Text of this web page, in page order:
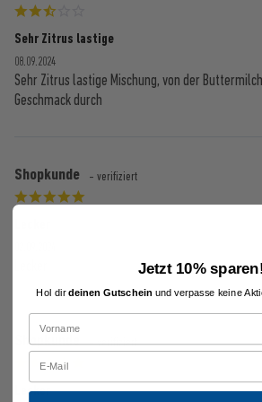
Sehr Zitrus lastige
08.09.2024
Sehr Zitrus lastige Mischung, von der
Geschmack durch
Shopkunde - verifiziert
Shopkunde - verifiziert
Lecker
Jetzt 10% sparen!
Hol dirdeinen Gutschein und verpasse keine